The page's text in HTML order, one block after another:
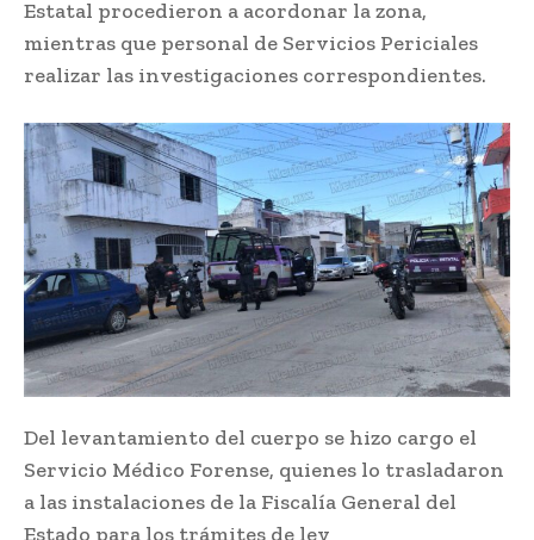
Estatal procedieron a acordonar la zona,
mientras que personal de Servicios Periciales
realizar las investigaciones correspondientes.
Del levantamiento del cuerpo se hizo cargo el
Servicio Médico Forense, quienes lo trasladaron
a las instalaciones de la Fiscalía General del
Estado para los trámites de ley